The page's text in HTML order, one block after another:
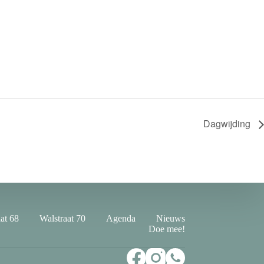
Dagwijding
68 Walstraat 70 Agenda
Nieuws
Doe mee!